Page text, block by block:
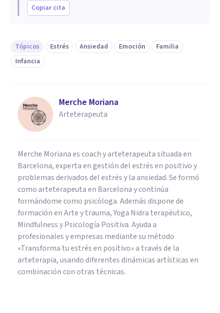
Copiar cita
Tópicos Estrés Ansiedad Emoción
Familia
Infancia
Merche Moriana
Arteterapeuta
Merche Moriana es coach y arteterapeuta situada en
Barcelona, experta en gestión del estrés en positivo y
problemas derivados del estrés y la ansiedad. Se formó
como arteterapeuta en Barcelona y continúa
formándome como psicóloga. Además dispone de
formación en Arte y trauma, Yoga Nidra terapéutico,
Mindfulness y Psicología Positiva. Ayuda a
profesionales y empresas mediante su método
«Transforma tu estrés en positivo» a través de la
arteterapia, usando diferentes dinámicas artísticas en
combinación con otras técnicas.